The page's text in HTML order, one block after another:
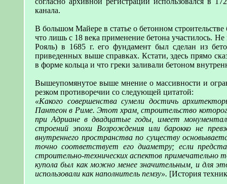
канала.
В большом Майере в статье о бетонном
что лишь с 18 века применение бетона участилось.
Рояль) в 1685 г. его фундамент был сделан из
приведенных выше справках. Кстати, здесь прямо
в форме кольца и что греки заливали бетоном
Вышеупомянутое выше мнение о массивности и
резком противоречии со следующей цитатой:
«Какого совершенства сумели достичь
Пантеон в Риме. Этот храм, строительство
при Адриане в двадцатые годы, имеет
строений эпохи Возрождения или барокко не
внутреннего пространства по существу
точно соответствует его диаметру; если
строительно-технических аспектов
купола был как можно менее значительным, и для
использовали как наполнитель пемзу». [История